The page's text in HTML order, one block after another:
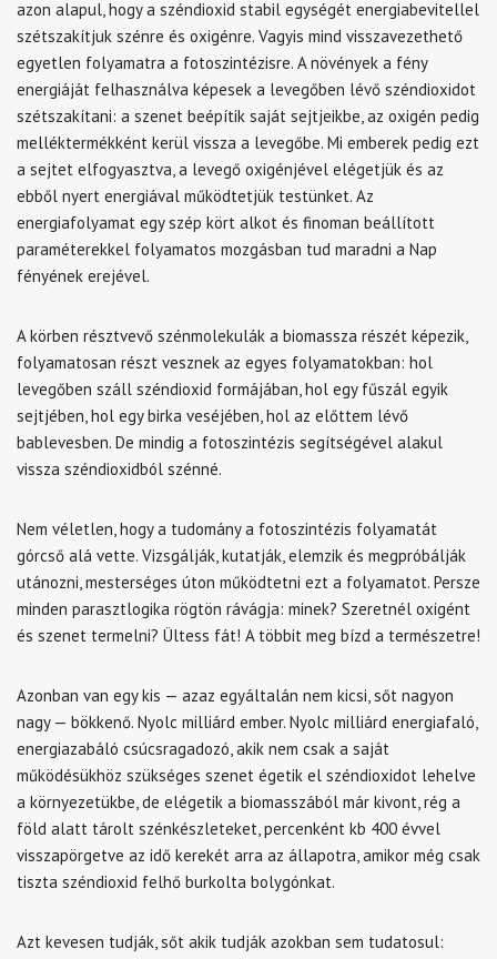
azon alapul, hogy a széndioxid stabil egységét energiabevitellel
szétszakítjuk szénre és oxigénre. Vagyis mind visszavezethető
egyetlen folyamatra a fotoszintézisre. A növények a fény
energiáját felhasználva képesek a levegőben lévő széndioxidot
szétszakítani: a szenet beépítik saját sejtjeikbe, az oxigén pedig
melléktermékként kerül vissza a levegőbe. Mi emberek pedig ezt
a sejtet elfogyasztva, a levegő oxigénjével elégetjük és az
ebből nyert energiával működtetjük testünket. Az
energiafolyamat egy szép kört alkot és finoman beállított
paraméterekkel folyamatos mozgásban tud maradni a Nap
fényének erejével.
A körben résztvevő szénmolekulák a biomassza részét képezik,
folyamatosan részt vesznek az egyes folyamatokban: hol
levegőben száll széndioxid formájában, hol egy fűszál egyik
sejtjében, hol egy birka veséjében, hol az előttem lévő
bablevesben. De mindig a fotoszintézis segítségével alakul
vissza széndioxidból szénné.
Nem véletlen, hogy a tudomány a fotoszintézis folyamatát
górcső alá vette. Vizsgálják, kutatják, elemzik és megpróbálják
utánozni, mesterséges úton működtetni ezt a folyamatot. Persze
minden parasztlogika rögtön rávágja: minek? Szeretnél oxigént
és szenet termelni? Ültess fát! A többit meg bízd a természetre!
Azonban van egy kis — azaz egyáltalán nem kicsi, sőt nagyon
nagy — bökkenő. Nyolc milliárd ember. Nyolc milliárd energiafaló,
energiazabáló csúcsragadozó, akik nem csak a saját
működésükhöz szükséges szenet égetik el széndioxidot lehelve
a környezetükbe, de elégetik a biomasszából már kivont, rég a
föld alatt tárolt szénkészleteket, percenként kb 400 évvel
visszapörgetve az idő kerekét arra az állapotra, amikor még csak
tiszta széndioxid felhő burkolta bolygónkat.
Azt kevesen tudják, sőt akik tudják azokban sem tudatosul: